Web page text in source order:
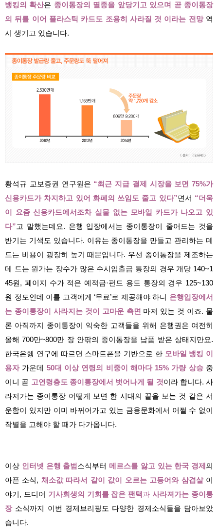
뱅킹의 확산은 종이통장의 멸종을 앞당기고 있으며 곧 종이통장
의 뒤를 이어 플라스틱 카드도 조용히 사라질 것 이라는 전망 역
시 생기고 있습니다.
황석규 교보증권 연구원은 “최근 지급 결제 시장을 보면 75%가
신용카드가 차지하고 있어 화폐의 쓰임도 줄고 있다”면서 “더욱
이 요즘 신용카드에서조차 실물 없는 모바일 카드가 나오고 있
다”고 말했는데요. 은행 입장에서는 종이통장이 줄어드는 것을
반기는 기색도 있습니다. 이유는 종이통장을 만들고 관리하는 데
드는 비용이 굉장히 높기 때문입니다. 우선 종이통장을 제조하는
데 드는 원가는 장수가 많은 수시입출금 통장의 경우 개당 140~1
45원, 페이지 수가 적은 예적금·펀드 용도 통장의 경우 125~130
원 정도인데 이를 고객에게 ‘무료’로 제공해야 하니 은행입장에서
는 종이통장이 사라지는 것이 고마운 측면 마저 있는 것 이죠. 물
론 아직까지 종이통장이 익숙한 고객들을 위해 은행권은 여전히
올해 700만~800만 장 안팎의 종이통장을 납품 받은 상태지만요.
한국은행 연구에 따르면 스마트폰을 기반으로 한 모바일 뱅킹 이
용자가운데 50대 이상 연령의 비중이 해마다 15% 가량 상승 중
이니 곧 고연령층도 종이통장에서 벗어나게 될 것이라 합니다. 사
라져가는 종이통장 어떻게 보면 한 시대의 끝을 보는 것 같은 서
운함이 있지만 이미 바뀌어가고 있는 금융문화에서 어쩔 수 없이
작별을 고해야 할 때가 다가옵니다.
이상 인터넷 은행 출범 소식부터 메르스를 앓고 있는 한국 경제 의
아픈 소식, 채소값 따라서 같이 값이 오르는 고등어와 삼겹살 이
야기, 드디어 기사회생의 기회를 잡은 팬택과사라져가는 종이통
장소식까지 이번 경제브리핑도 다양한 경제소식들을 담아보았
습니다.